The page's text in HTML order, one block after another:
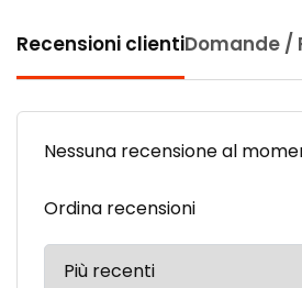
Recensioni clientiDomande /
Nessuna recensione al
Ordina recensioni